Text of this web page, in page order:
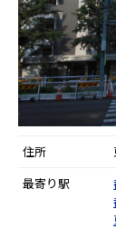
住所
最寄り駅